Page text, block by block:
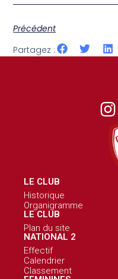
Précédent
Partagez :
LE CLUB
Historique
Organigramme
LE CLUB
Plan du site
NATIONAL 2
Effectif
Calendrier
Classement